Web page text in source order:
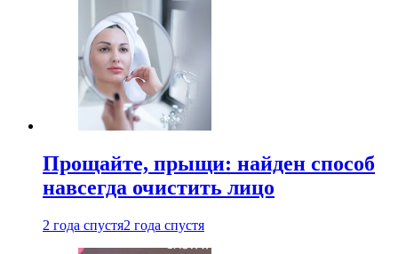
Прощайте, прыщи: найден способ
навсегда очистить лицо
2 года спустя2 года спустя